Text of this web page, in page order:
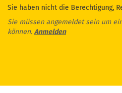
Sie haben nicht die Berechtigung,
Sie müssen angemeldet sein um
können. Anmelden